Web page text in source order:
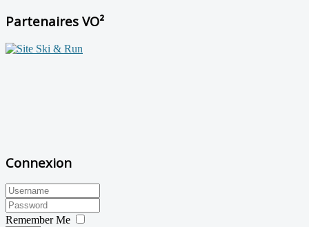
Partenaires VO²
Connexion
Remember Me